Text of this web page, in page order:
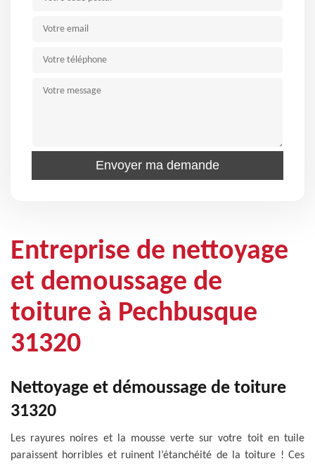
Entreprise de nettoyage
et demoussage de
toiture à Pechbusque
31320
Nettoyage et démoussage de toiture
31320
Les rayures noires et la mousse verte sur votre toit en tuile
paraissent horribles et ruinent l’étanchéité de la toiture ! Ces